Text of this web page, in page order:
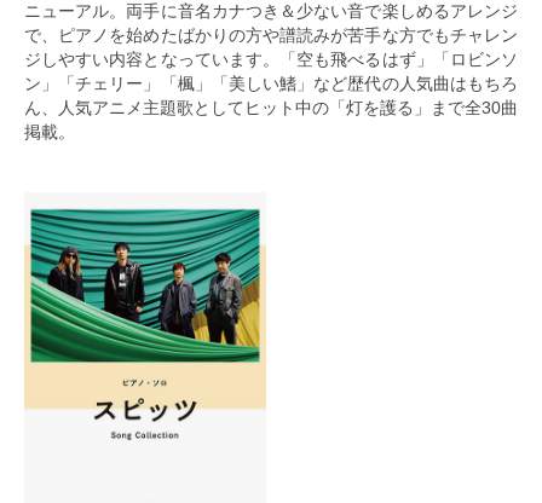
ニューアル。両手に音名カナつき＆少ない音で楽しめるアレンジ
で、ピアノを始めたばかりの方や譜読みが苦手な方でもチャレン
ジしやすい内容となっています。「空も飛べるはず」「ロビンソ
ン」「チェリー」「楓」「美しい鰭」など歴代の人気曲はもちろ
ん、人気アニメ主題歌としてヒット中の「灯を護る」まで全30曲
掲載。